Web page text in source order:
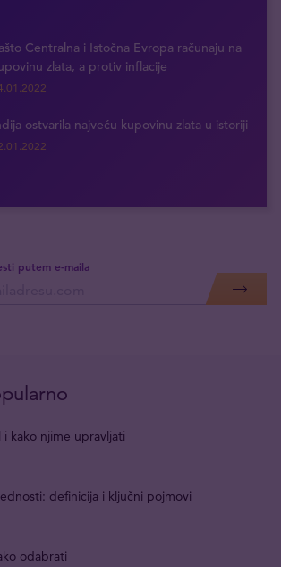
Centralna i Istočna Evropa računaju na
zlata, a protiv inflacije
ostvarila najveću kupovinu zlata u istoriji
putem e-maila
i kako njime upravljati
definicija i ključni pojmovi
odabrati